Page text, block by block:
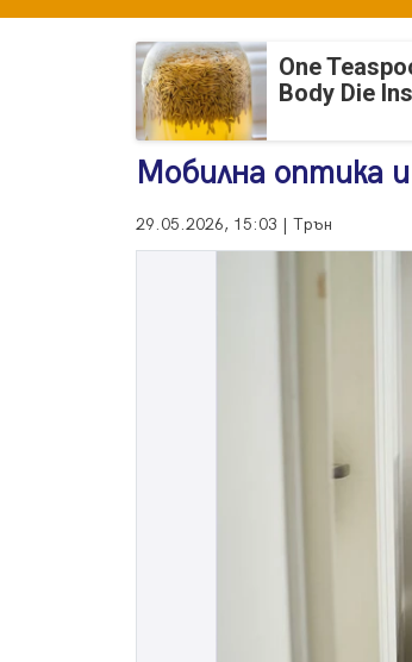
One
Body Die
Мобилна оптика
29.05.2026, 15:03 | Трън